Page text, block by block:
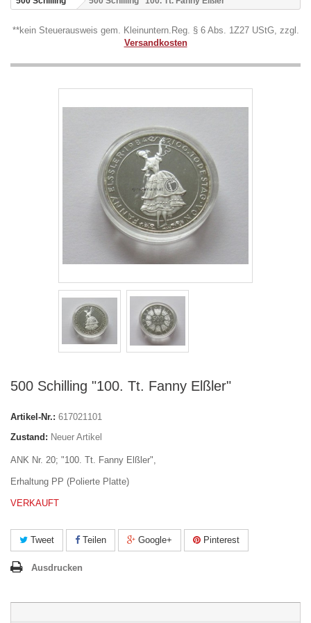
**kein Steuerausweis gem. Kleinuntern.Reg. § 6 Abs. 1Z27 UStG, zzgl.
Versandkosten
500 Schilling "100. Tt. Fanny Elßler"
Artikel-Nr.: 617021101
Zustand: Neuer Artikel
ANK Nr. 20; "100. Tt. Fanny Elßler",
Erhaltung PP (Polierte Platte)
VERKAUFT
Tweet Teilen Google+ Pinterest
Ausdrucken